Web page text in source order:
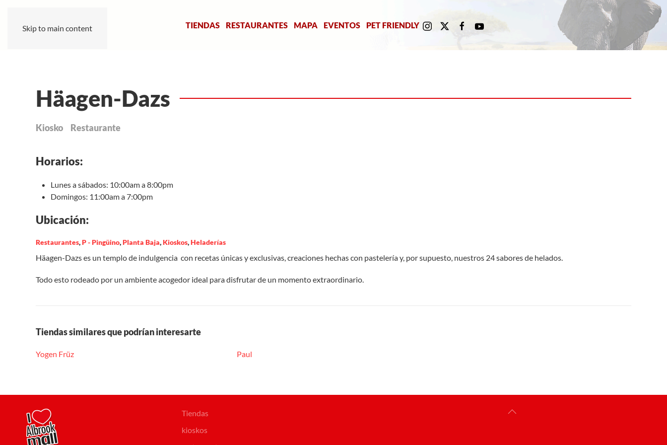
Skip to main content TIENDAS RESTAURANTES MAPA EVENTOS PET FRIENDLY
Häagen-Dazs
Kiosko Restaurante
Horarios:
Lunes a sábados: 10:00am a 8:00pm
Domingos: 11:00am a 7:00pm
Ubicación:
Restaurantes,P - Pingüino,Planta Baja,Kioskos,Heladerías
Häagen-Dazs es un templo de indulgencia con recetas únicas y exclusivas, creaciones hechas con pastelería y, por supuesto, nuestros 24 sabores de helados.
Todo esto rodeado por un ambiente acogedor ideal para disfrutar de un momento extraordinario.
Tiendas similares que podrían interesarte
Yogen Früz Paul
Tiendas
kioskos